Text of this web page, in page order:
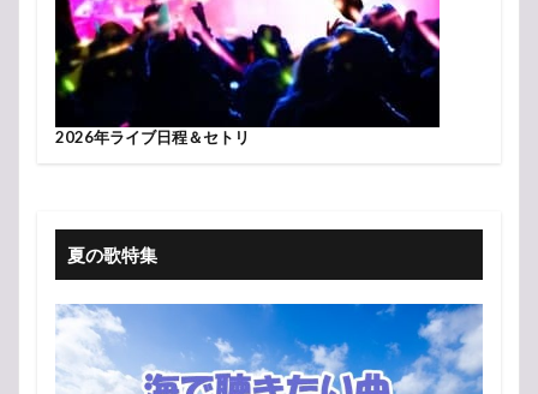
2026年ライブ日程＆セトリ
夏の歌特集